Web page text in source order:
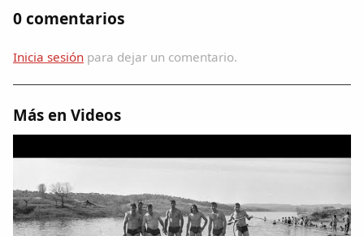
Periódico Alconétar
Foros
Idiosincrasia
Diccionario
Traductor
0 comentarios
Inicia sesión para dejar un comentario.
Más en Videos